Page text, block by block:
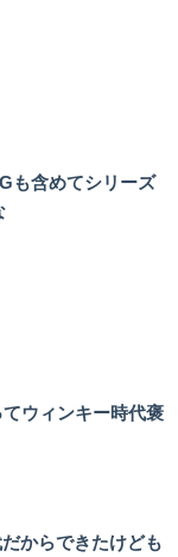
も含めてシリーズ
ウィンキー時代褒
からできたけども